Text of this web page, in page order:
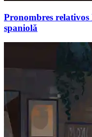
Pronombres
spaniolă